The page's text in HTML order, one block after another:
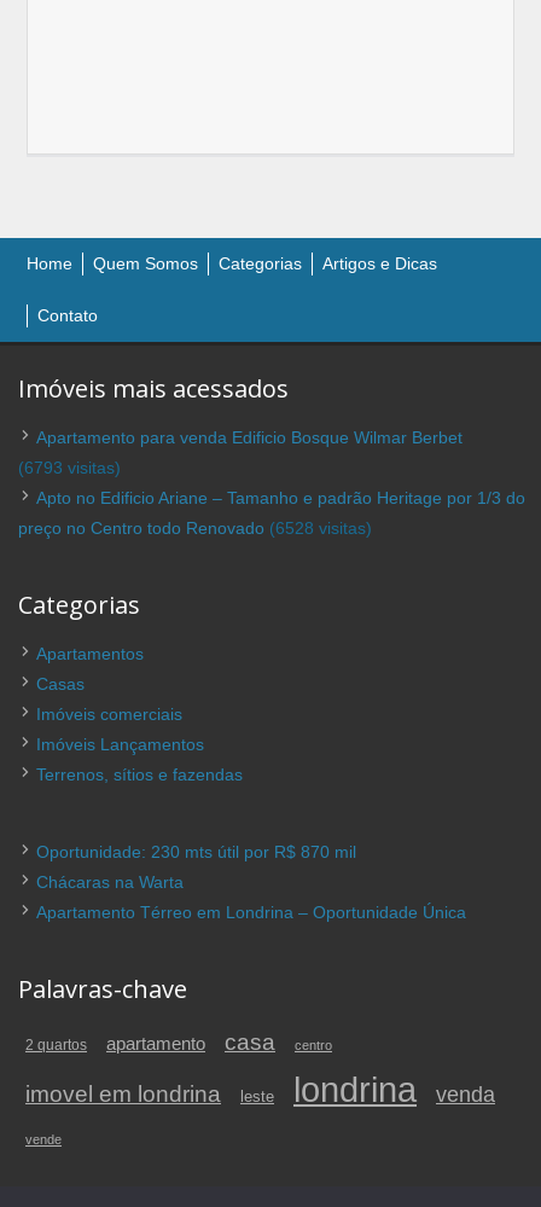
Home Quem Somos Categorias Artigos e Dicas
Contato
Imóveis mais acessados
Apartamento para venda Edificio Bosque Wilmar Berbet
(6793 visitas)
Apto no Edificio Ariane – Tamanho e padrão Heritage por 1/3 do
preço no Centro todo Renovado (6528 visitas)
Categorias
Apartamentos
Casas
Imóveis comerciais
Imóveis Lançamentos
Terrenos, sítios e fazendas
Oportunidade: 230 mts útil por R$ 870 mil
Chácaras na Warta
Apartamento Térreo em Londrina – Oportunidade Única
Palavras-chave
2 quartos apartamento casa centro
imovel em londrina leste londrina venda
vende